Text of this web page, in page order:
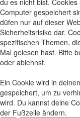
du es nicht bist.
Computer gespeichert
düfen nur auf dieser
Sicherheitsrisiko dar.
spezifischen Themen,
Mal gelesen hast. Bitte
oder ablehnst.
Ein Cookie wird in
gespeichert, um zu
wird. Du kannst deine
der Fußzeile ändern.